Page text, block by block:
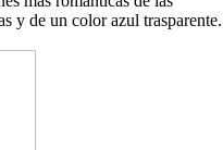
y de un color azul trasparente.